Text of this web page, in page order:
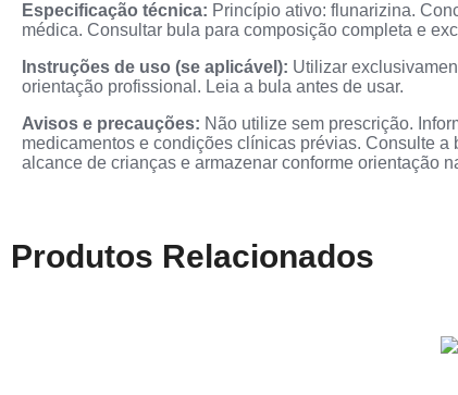
Especificação técnica: Princípio ativo: flunarizina.
médica. Consultar bula para composição completa e
Instruções de uso (se aplicável): Utilizar
orientação profissional. Leia a bula antes de usar.
Avisos e precauções: Não utilize sem prescrição.
medicamentos e condições clínicas prévias. Consulte
alcance de crianças e armazenar conforme orientação
Produtos Relacionados